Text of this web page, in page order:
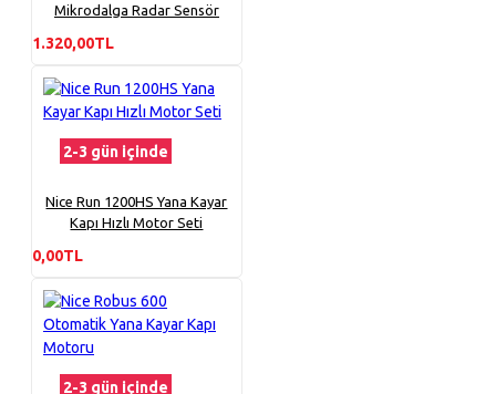
Mikrodalga Radar Sensör
1.320,00TL
2-3 gün içinde
Nice Run 1200HS Yana Kayar
Kapı Hızlı Motor Seti
0,00TL
2-3 gün içinde